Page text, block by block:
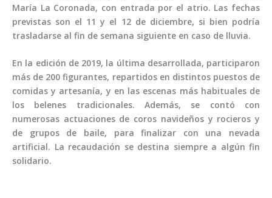
María La Coronada, con entrada por el atrio. Las fechas
previstas son el 11 y el 12 de diciembre, si bien podría
trasladarse al fin de semana siguiente en caso de lluvia.
En la edición de 2019, la última desarrollada, participaron
más de 200 figurantes, repartidos en distintos puestos de
comidas y artesanía, y en las escenas más habituales de
los belenes tradicionales. Además, se contó con
numerosas actuaciones de coros navideños y rocieros y
de grupos de baile, para finalizar con una nevada
artificial. La recaudación se destina siempre a algún fin
solidario.